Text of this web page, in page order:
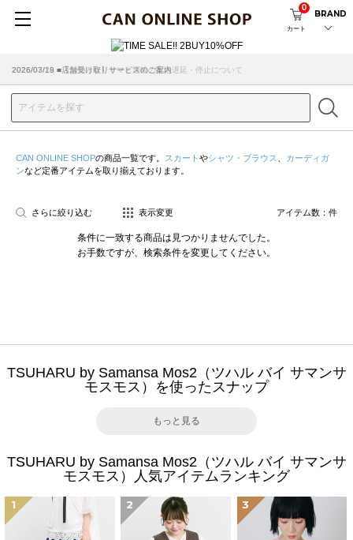
カート
0
BRAND
2026/07/29 ■【お知らせ】ヤマト運輸の配送遅延・停止について
2026/03/18 ■店舗受け取りサービスのご案内
CAN ONLINE SHOPの商品一覧です。 スカート やシャツ・ブラウス
カーディガ
ンなど定番アイテムを取り揃えております。
さらに絞り込む 表示変更 アイテム数： 件
条件に一致する商品は見つかりませんでした。
お手数ですが、検索条件を変更してください。
TSUHARU by Samansa Mos2（ツハル バイ サマンサ
モスモス）を使ったスナップ
もっと見る
TSUHARU by Samansa Mos2（ツハル バイ サマンサ
モスモス）人気アイテムランキング
1 2 3